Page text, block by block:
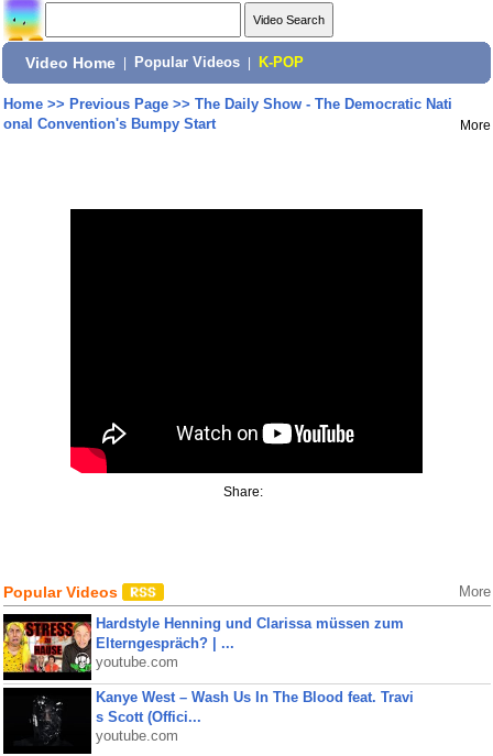
Video Home Popular Videos K-POP
Home>> Previous Page>> The Daily Show - The Democratic Nati
onal Convention's Bumpy Start
More
Share:
Popular Videos More
Hardstyle Henning und Clarissa müssen zum
Elterngespräch? | ...
youtube.com
Kanye West – Wash Us In The Blood feat. Travi
s Scott (Offici...
youtube.com